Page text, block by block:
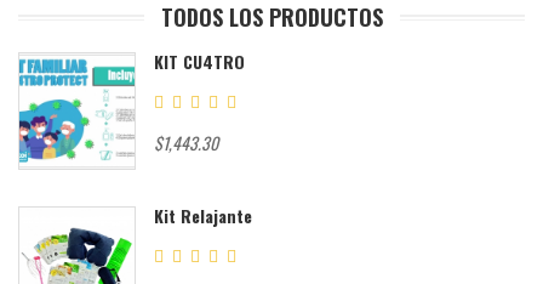
TODOS LOS PRODUCTOS
KIT CU4TRO
$1,443.30
Kit Relajante